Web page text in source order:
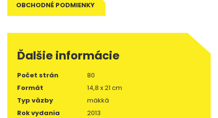
OBCHODNÉ PODMIENKY
Ďalšie informácie
Počet strán
80
Formát
14,8 x 21 cm
Typ väzby
mäkká
Rok vydania
2013